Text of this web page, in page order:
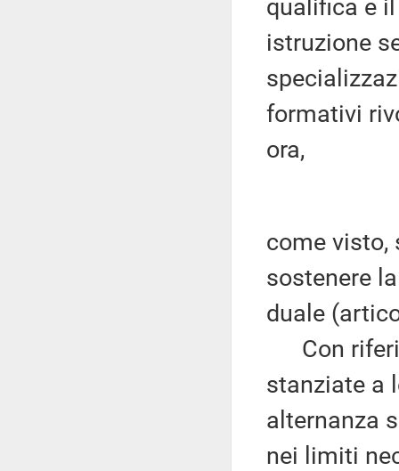
qualifica e
istruzione
formativi
ora,
come visto,
sostenere
duale
Con
stanziate a
alternanza
nei limiti